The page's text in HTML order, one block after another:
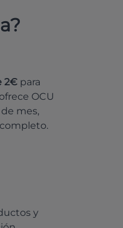
2€ para
OCU
mes,
y